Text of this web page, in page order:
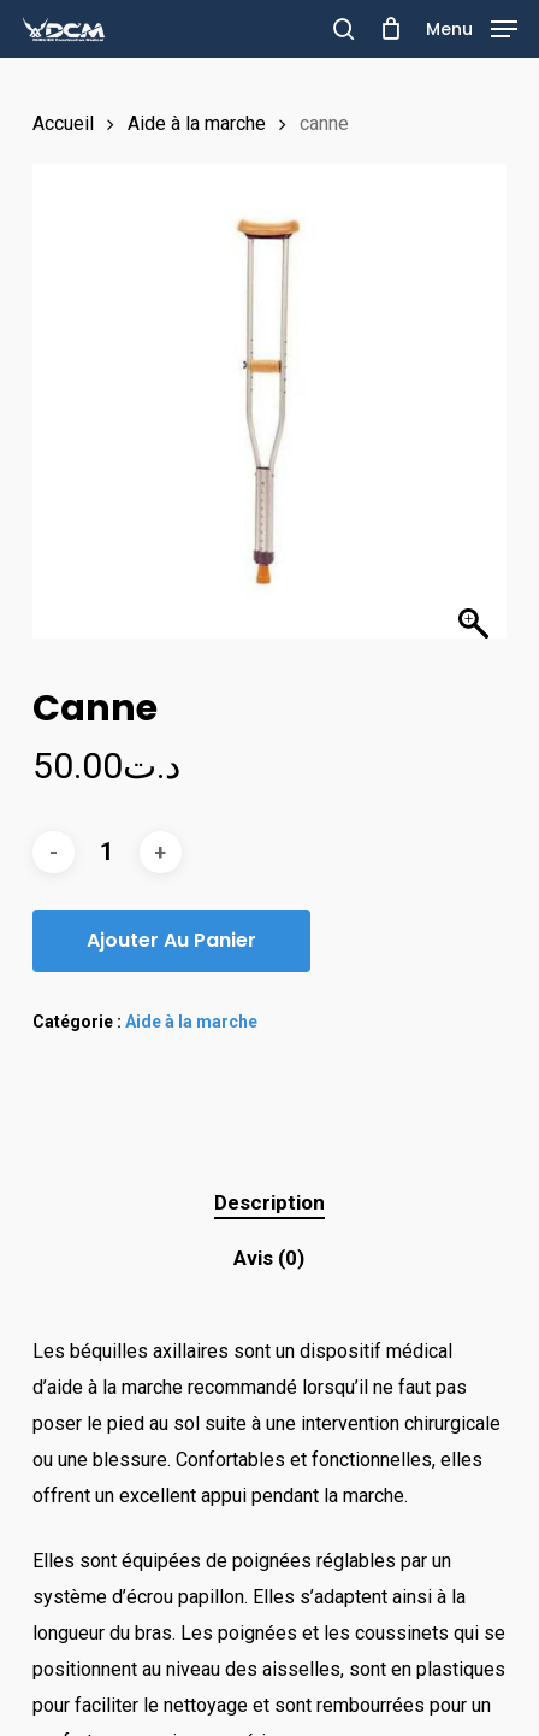
Skip
to
content
search
Menu
Accueil Aide à la marche canne
Canne
د.ت50.00
Ajouter Au Panier
Catégorie : Aide à la marche
Description
Avis (0)
Les béquilles axillaires sont un dispositif médical
d’aide à la marche recommandé lorsqu’il ne faut pas
poser le pied au sol suite à une intervention chirurgicale
ou une blessure. Confortables et fonctionnelles, elles
offrent un excellent appui pendant la marche.
Elles sont équipées de poignées réglables par un
système d’écrou papillon. Elles s’adaptent ainsi à la
longueur du bras. Les poignées et les coussinets qui se
positionnent au niveau des aisselles, sont en plastiques
pour faciliter le nettoyage et sont rembourrées pour un